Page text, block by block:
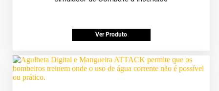
Ver Produto